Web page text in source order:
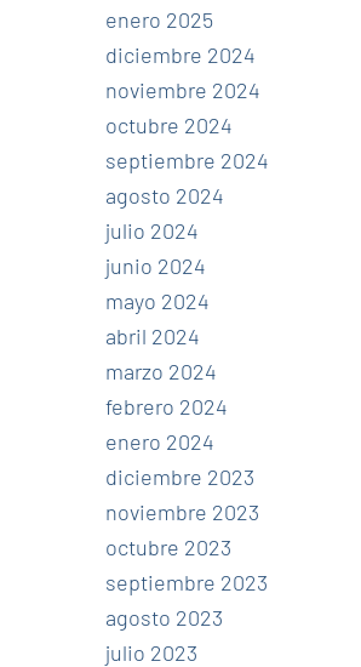
enero 2025
diciembre 2024
noviembre 2024
octubre 2024
septiembre 2024
agosto 2024
julio 2024
junio 2024
mayo 2024
abril 2024
marzo 2024
febrero 2024
enero 2024
diciembre 2023
noviembre 2023
octubre 2023
septiembre 2023
agosto 2023
julio 2023